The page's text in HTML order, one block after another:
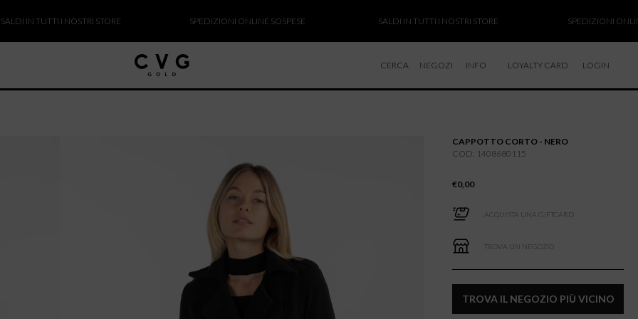
IN TUTTI I NOSTRI STORE SPEDIZIONI ONLINE SOSPESE SALDI IN TUTTI I NOSTRI STORE SPEDIZIONI ONLINE
CERCA NEGOZI INFO
RESI E RIMBORSI
LOYALTY CARD LOGIN
CAPPOTTO CORTO - NERO
COD: 1408680115
€0,00
ACQUISTA UNA GIFTCARD
TROVA UN NEGOZIO
TROVA IL NEGOZIO PIÙ VICINO